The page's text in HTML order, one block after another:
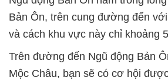
Bản Ôn, trên cung đường đến
và cách khu vực này chỉ khoảng
Trên đường đến Ngũ động Bản
Mộc Châu, bạn sẽ có cơ hội